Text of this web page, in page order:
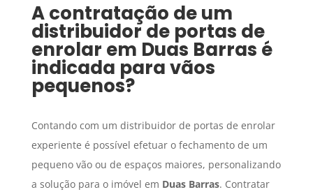
A contratação de um
distribuidor de portas de
enrolar em Duas Barras é
indicada para vãos
pequenos?
Contando com um distribuidor de portas de enrolar
experiente é possível efetuar o fechamento de um
pequeno vão ou de espaços maiores, personalizando
a solução para o imóvel em Duas Barras. Contratar